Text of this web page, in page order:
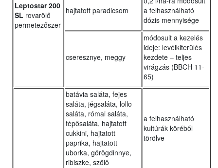
Leptostar 200
SL rovarölő
permetezőszer
hajtatott paradicsom
a felhasználható
dózis mennyisége
cseresznye, meggy
módosult a kezelés
ideje: levélkiterülés
kezdete ‒ teljes
virágzás (BBCH 11-
65)
batávia saláta, fejes
saláta, jégsaláta, lollo
saláta, római saláta,
tépősaláta, hajtatott
cukkini, hajtatott
paprika, hajtatott
uborka, görögdinnye,
ribiszke, szőlő
a felhasználható
kultúrák köréből
törölve